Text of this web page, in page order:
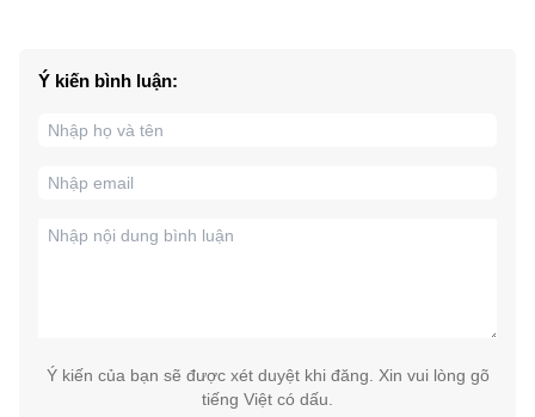
Ý kiến bình luận:
Ý kiến của bạn sẽ được xét duyệt khi đăng. Xin vui lòng gõ
tiếng Việt có dấu.